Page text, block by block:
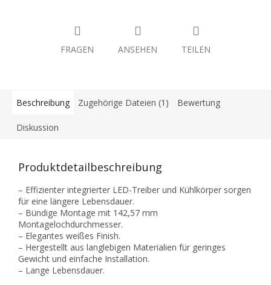
FRAGEN ANSEHEN TEILEN
Beschreibung Zugehörige Dateien (1) Bewertung
Diskussion
Produktdetailbeschreibung
– Effizienter integrierter LED-Treiber und Kühlkörper sorgen
für eine längere Lebensdauer.
– Bündige Montage mit 142,57 mm
Montagelochdurchmesser.
– Elegantes weißes Finish.
– Hergestellt aus langlebigen Materialien für geringes
Gewicht und einfache Installation.
– Lange Lebensdauer.